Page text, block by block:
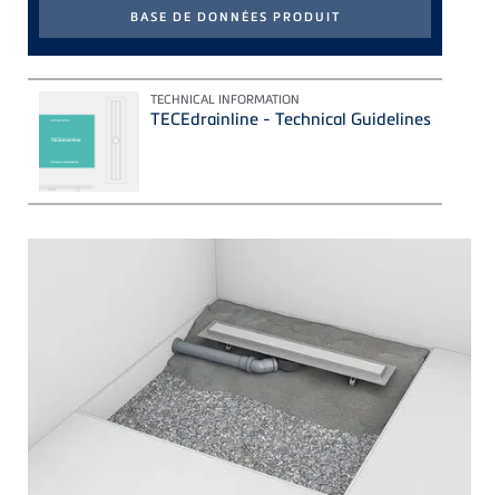
TECHNICAL INFORMATION
TECEdrainline - Technical Guidelines